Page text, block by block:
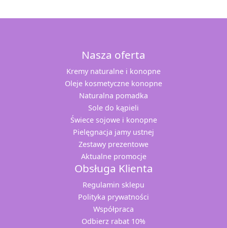
Nasza oferta
Kremy naturalne i konopne
Oleje kosmetyczne konopne
Naturalna pomadka
Sole do kąpieli
Świece sojowe i konopne
Pielęgnacja jamy ustnej
Zestawy prezentowe
Aktualne promocje
Obsługa Klienta
Regulamin sklepu
Polityka prywatności
Współpraca
Odbierz rabat 10%